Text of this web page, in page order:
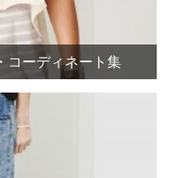
コーディネート集